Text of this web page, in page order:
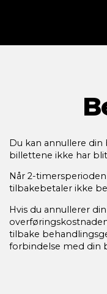
Du kan annullere
billettene ikke har
Når 2-
tilbakebetaler ikke
Hvis du annullerer
tilbake
forbindelse med din